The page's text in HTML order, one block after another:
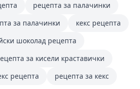
рецепта за палачинки
за палачинки
кекс рецепта
шоколад рецепта
за кисели краставички
рецепта
рецепта за кекс